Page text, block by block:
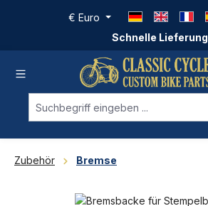
Zum Hauptinhalt springen
Schnelle Lieferung
€ Euro
Zubehör Bremse
Bildergalerie überspringen